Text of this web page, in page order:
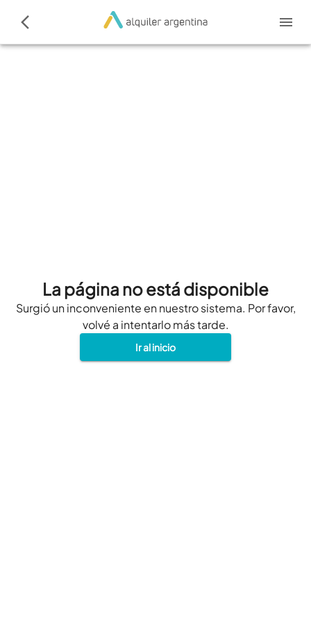
La página no está disponible
Surgió un inconveniente en nuestro sistema. Por favor,
volvé a intentarlo más tarde.
Ir al inicio